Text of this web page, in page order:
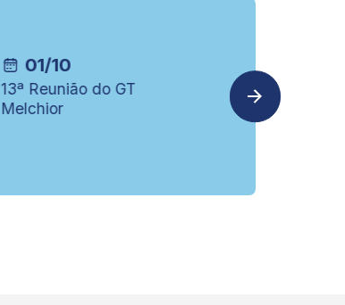
01/10
13ª Reunião do GT
Melchior
7ª Reunião